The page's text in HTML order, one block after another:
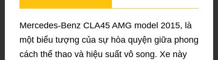
Mercedes-Benz CLA45 AMG model 2015, là
một biểu tượng của sự hòa quyện giữa phong
cách thể thao và hiệu suất vô song. Xe này